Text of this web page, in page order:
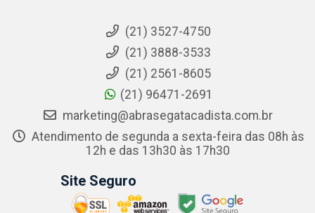
(21) 3527-4750
(21) 3888-3533
(21) 2561-8605
(21) 96471-2691
marketing@abrasegatacadista.com.br
Atendimento de segunda a sexta-feira das 08h às
12h e das 13h30 às 17h30
Site Seguro